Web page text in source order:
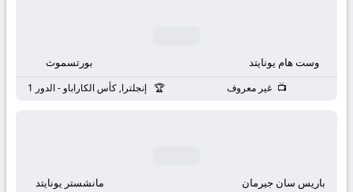
وست هام يونايتد بورتسموث
غير معروف إنجلترا, كأس الكاراباو - الدور 1
باريس سان جيرمان مانشستر يونايتد